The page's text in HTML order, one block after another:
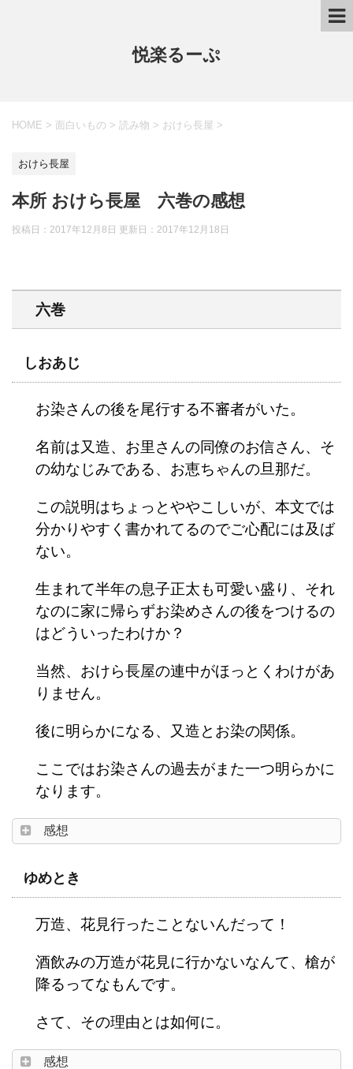
悦楽るーぷ
HOME > 面白いもの > 読み物 > おけら長屋 >
おけら長屋
本所 おけら長屋 六巻の感想
投稿日：2017年12月8日 更新日： 2017年12月18日
六巻
しおあじ
お染さんの後を尾行する不審者がいた。
名前は又造、お里さんの同僚のお信さん、そ
の幼なじみである、お恵ちゃんの旦那だ。
この説明はちょっとややこしいが、本文では
分かりやすく書かれてるのでご心配には及ば
ない。
生まれて半年の息子正太も可愛い盛り、それ
なのに家に帰らずお染めさんの後をつけるの
はどういったわけか？
当然、おけら長屋の連中がほっとくわけがあ
りません。
後に明らかになる、又造とお染の関係。
ここではお染さんの過去がまた一つ明らかに
なります。
感想
ゆめとき
万造、花見行ったことないんだって！
酒飲みの万造が花見に行かないなんて、槍が
降るってなもんです。
さて、その理由とは如何に。
感想